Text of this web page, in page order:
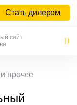
Стать дилером
сайт
прочее